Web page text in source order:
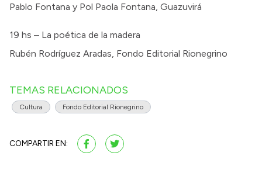
Pablo Fontana y Pol Paola Fontana, Guazuvirá
19 hs – La poética de la madera
Rubén Rodríguez Aradas, Fondo Editorial Rionegrino
TEMAS RELACIONADOS
Cultura Fondo Editorial Rionegrino
COMPARTIR EN: